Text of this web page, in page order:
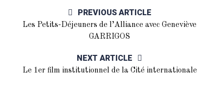
PREVIOUS ARTICLE
Les Petits-Déjeuners de l’Alliance avec Geneviève
GARRIGOS
NEXT ARTICLE
Le 1er film institutionnel de la Cité internationale